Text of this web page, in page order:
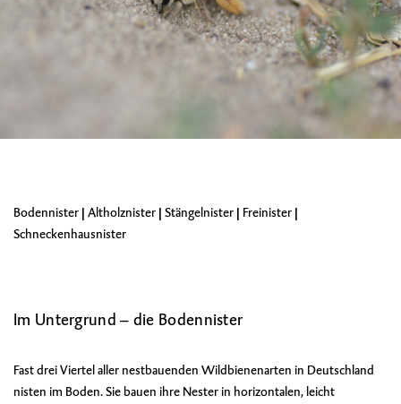
Bodennister | Altholznister | Stängelnister | Freinister |
Schneckenhausnister
Im Untergrund – die Bodennister
Fast drei Viertel aller nestbauenden Wildbienenarten in Deutschland
nisten im Boden. Sie bauen ihre Nester in horizontalen, leicht